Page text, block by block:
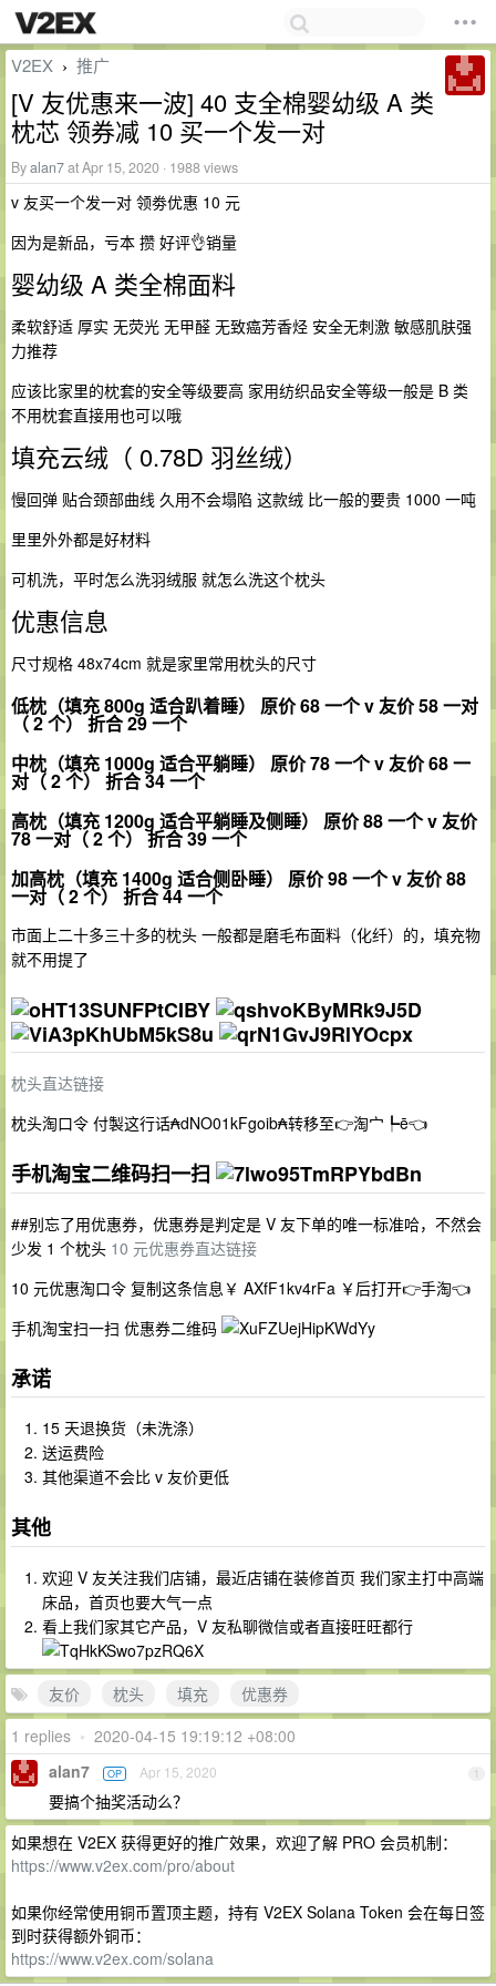
V2EX › 推广
[V 友优惠来一波] 40 支全棉婴幼级 A 类
枕芯 领券减 10 买一个发一对
Byalan7at Apr 15, 2020 · 1988 views
v 友买一个发一对 领劵优惠 10 元
因为是新品，亏本 攒 好评👌销量
婴幼级 A 类全棉面料
柔软舒适 厚实 无荧光 无甲醛 无致癌芳香烃 安全无刺激 敏感肌肤强
力推荐
应该比家里的枕套的安全等级要高 家用纺织品安全等级一般是 B 类
不用枕套直接用也可以哦
填充云绒（ 0.78D 羽丝绒）
慢回弹 贴合颈部曲线 久用不会塌陷 这款绒 比一般的要贵 1000 一吨
里里外外都是好材料
可机洗，平时怎么洗羽绒服 就怎么洗这个枕头
优惠信息
尺寸规格 48x74cm 就是家里常用枕头的尺寸
低枕（填充 800g 适合趴着睡） 原价 68 一个 v 友价 58 一对
（ 2 个） 折合 29 一个
中枕（填充 1000g 适合平躺睡） 原价 78 一个 v 友价 68 一
对（ 2 个） 折合 34 一个
高枕（填充 1200g 适合平躺睡及侧睡） 原价 88 一个 v 友价
78 一对（ 2 个） 折合 39 一个
加高枕（填充 1400g 适合侧卧睡） 原价 98 一个 v 友价 88
一对（ 2 个） 折合 44 一个
市面上二十多三十多的枕头 一般都是磨毛布面料（化纤）的，填充物
就不用提了
枕头直达链接
枕头淘口令 付製这行话₳dNO01kFgoib₳转移至👉淘宀┡ē👈
手机淘宝二维码扫一扫
##别忘了用优惠券，优惠券是判定是 V 友下单的唯一标准哈，不然会
少发 1 个枕头 10 元优惠券直达链接
10 元优惠淘口令 复制这条信息￥ AXfF1kv4rFa ￥后打开👉手淘👈
手机淘宝扫一扫 优惠券二维码
承诺
15 天退换货（未洗涤）
送运费险
其他渠道不会比 v 友价更低
其他
欢迎 V 友关注我们店铺，最近店铺在装修首页 我们家主打中高端
床品，首页也要大气一点
看上我们家其它产品，V 友私聊微信或者直接旺旺都行
友价 枕头 填充
优惠券
1 replies • 2020-04-15 19:19:12 +08:00
1
alan7 OP Apr 15, 2020
要搞个抽奖活动么？
如果想在 V2EX 获得更好的推广效果，欢迎了解 PRO 会员机制：
https://www.v2ex.com/pro/about
如果你经常使用铜币置顶主题，持有 V2EX Solana Token 会在每日签
到时获得额外铜币：
https://www.v2ex.com/solana